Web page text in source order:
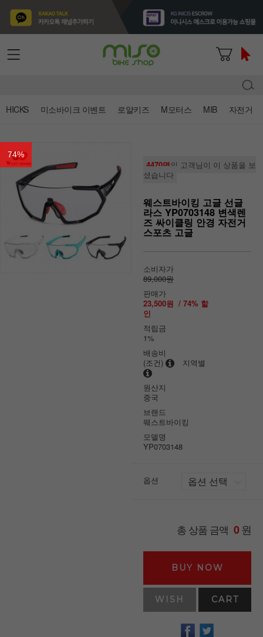
HICKS 미소바이크 이벤트 로얄키즈 M모터스 MIB 자전거
74%
4470명의 고객님이 이 상품을 보
셨습니다
웨스트바이킹 고글 선글
라스 YP0703148 변색렌
즈 싸이클링 안경 자전거
스포츠 고글
소비자가
89,000원
판매가
23,500원 / 74% 할
인
적립금
1%
배송비
(조건)
지역별
원산지
중국
브랜드
웨스트바이킹
모델명
YP0703148
옵션
총 상품 금액 0원
BUY NOW
WISH CART